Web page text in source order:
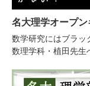
名大理学オープ
数学研究にはブラッ
数理学科・植田先生